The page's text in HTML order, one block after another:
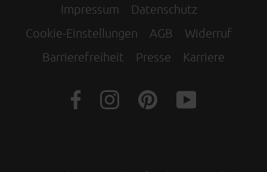
Impressum
Datenschutz
Cookie-Einstellungen
AGB
Widerruf
Barrierefreiheit
Presse Karriere